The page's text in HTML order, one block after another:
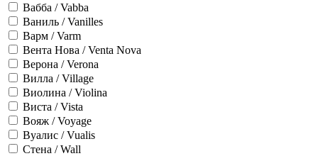
Вабба / Vabba
Ваниль / Vanilles
Варм / Varm
Вента Нова / Venta Nova
Верона / Verona
Вилла / Village
Виолина / Violina
Виста / Vista
Вояж / Voyage
Вуалис / Vualis
Стена / Wall